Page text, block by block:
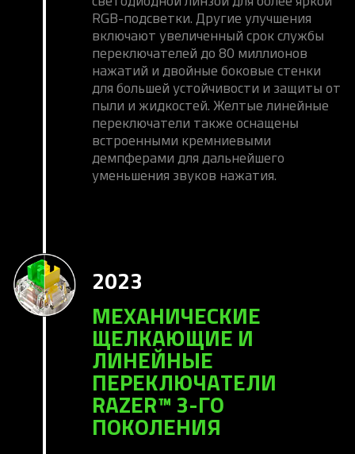
RGB-подсветки. Другие улучшения
включают увеличенный срок службы
переключателей до 80 миллионов
нажатий и двойные боковые стенки
для большей устойчивости и защиты от
пыли и жидкостей. Желтые линейные
переключатели также оснащены
встроенными кремниевыми
демпферами для дальнейшего
уменьшения звуков нажатия.
2023
МЕХАНИЧЕСКИЕ
ЩЕЛКАЮЩИЕ И
ЛИНЕЙНЫЕ
ПЕРЕКЛЮЧАТЕЛИ
RAZER™ 3-ГО
ПОКОЛЕНИЯ